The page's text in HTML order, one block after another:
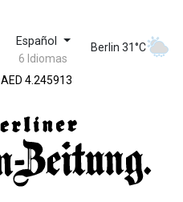
Español
6 Idiomas
Berlin 31°C
ZWL 372.275202
AED 4.245913
AED 4.245913
ALL 93.218842
AMD
422.094755
AOA
1060.176801